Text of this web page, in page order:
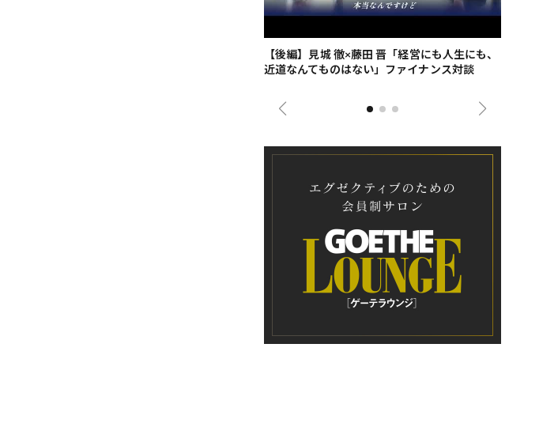
【後編】見城 徹×藤田 晋「経営にも人生にも、
近道なんてものはない」ファイナンス対談